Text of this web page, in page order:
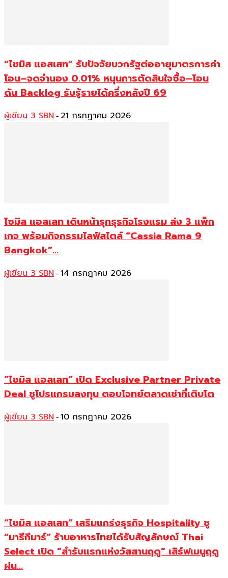
“ไซมิส แอสเสท” รับปัจจัยบวกรัฐต่ออายุมาตรการค่า
โอน–จดจำนอง 0.01% หนุนการตัดสินใจซื้อ–โอน
ดัน Backlog รับรู้รายได้ครึ่งหลังปี 69
ผู้เขียน 3 SBN - 21 กรกฎาคม 2026
ไซมิส แอสเสท เดินหน้ารุกธุรกิจโรงแรม ส่ง 3 แพ็ก
เกจ พร้อมกิจกรรมไลฟ์สไตล์ “Cassia Rama 9
Bangkok”...
ผู้เขียน 3 SBN - 14 กรกฎาคม 2026
“ไซมิส แอสเสท” เปิด Exclusive Partner Private
Deal ชูโปรแกรมลงทุน ตอบโจทย์ตลาดเช่าที่เติบโต
ผู้เขียน 3 SBN - 10 กรกฎาคม 2026
“ไซมิส แอสเสท” เสริมแกร่งธุรกิจ Hospitality ชู
“มารีกีมาร์” ร้านอาหารไทยได้รับสัญลักษณ์ Thai
Select เปิด “สำรับแรกแห่งวัสสานฤดู” เสิร์ฟเมนูฤดู
ฝน...